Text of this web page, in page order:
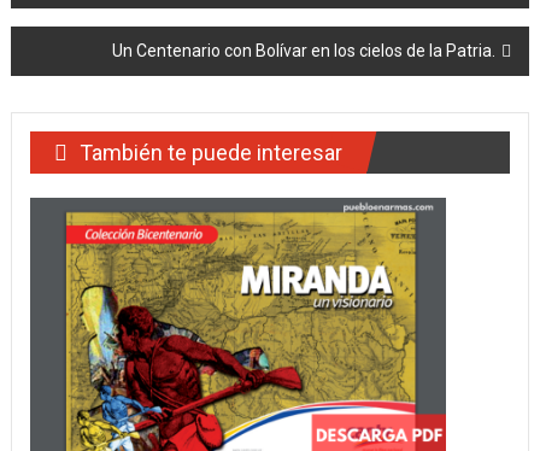
de
entradasUn Centenario con Bolívar en los cielos de la Patria.
También te puede interesar